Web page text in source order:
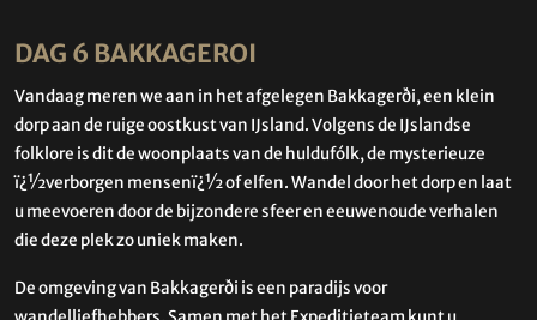
DAG 6 BAKKAGEROI
Vandaag meren we aan in het afgelegen Bakkagerði, een klein
dorp aan de ruige oostkust van IJsland. Volgens de IJslandse
folklore is dit de woonplaats van de huldufólk, de mysterieuze
ï¿½verborgen mensenï¿½ of elfen. Wandel door het dorp en laat
u meevoeren door de bijzondere sfeer en eeuwenoude verhalen
die deze plek zo uniek maken.
De omgeving van Bakkagerði is een paradijs voor